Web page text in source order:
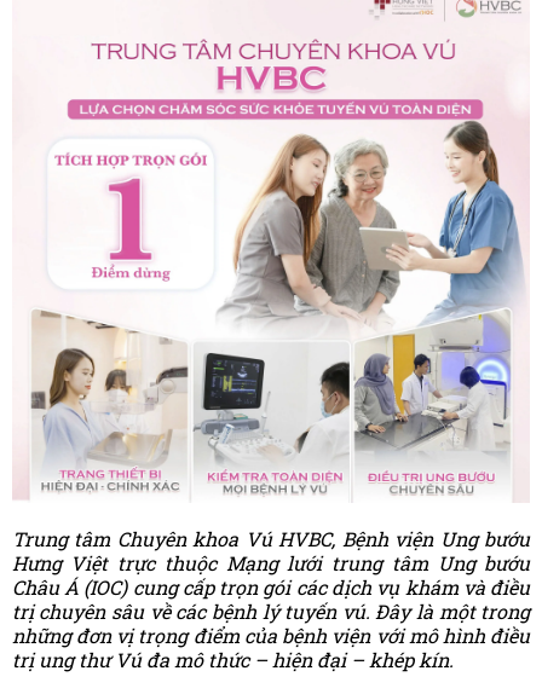
Trung tâm Chuyên khoa Vú HVBC, Bệnh viện Ung bướu
Hưng Việt trực thuộc Mạng lưới trung tâm Ung bướu
Châu Á (IOC) cung cấp trọn gói các dịch vụ khám và điều
trị chuyên sâu về các bệnh lý tuyến vú. Đây là một trong
những đơn vị trọng điểm của bệnh viện với mô hình điều
trị ung thư Vú đa mô thức – hiện đại – khép kín.